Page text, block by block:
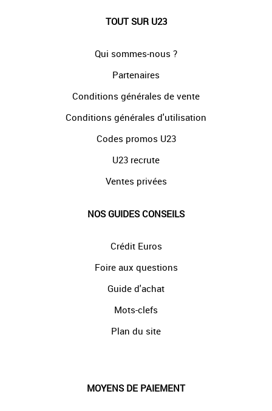
TOUT SUR U23
Qui sommes-nous ?
Partenaires
Conditions générales de vente
Conditions générales d'utilisation
Codes promos U23
U23 recrute
Ventes privées
NOS GUIDES CONSEILS
Crédit Euros
Foire aux questions
Guide d'achat
Mots-clefs
Plan du site
MOYENS DE PAIEMENT